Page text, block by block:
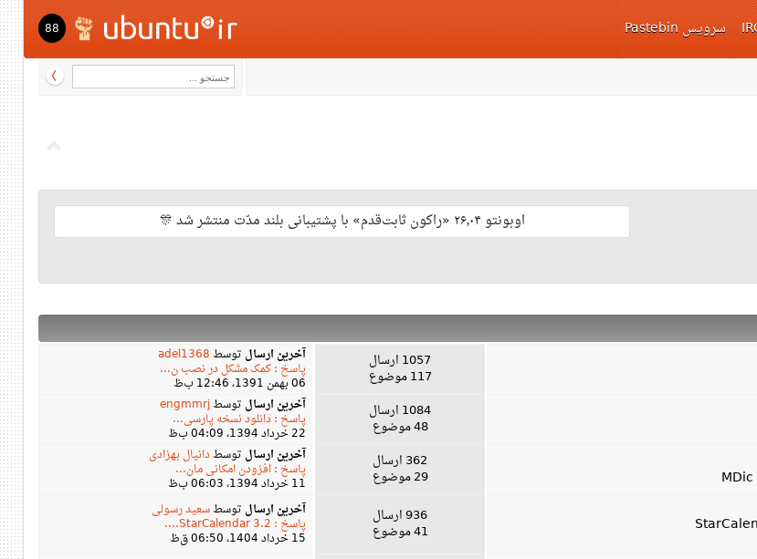
سرویس Pastebin 88
اوبونتو ۲۶٫۰۴ «راکون ثابت‌قدم» با پشتیبانی بلند مدّت منتشر شد 🎊
1057 ارسال
117 موضوع
آخرین ارسال توسطadel1368
پاسخ : کمک مشکل در نصب ن...
06 بهمن 1391، 12:46 ب‌ظ
1084 ارسال
48 موضوع
آخرین ارسال توسطengmmrj
پاسخ : دانلود نسخه پارسی...
22 خرداد 1394، 04:09 ب‌ظ
362 ارسال
29 موضوع
آخرین ارسال توسطدانیال بهزادی
پاسخ : افزودن امکانی مان...
11 خرداد 1394، 06:03 ب‌ظ
936 ارسال
41 موضوع
آخرین ارسال توسطسعید رسولی
پاسخ : StarCalendar 3.2....
15 خرداد 1404، 06:50 ق‌ظ